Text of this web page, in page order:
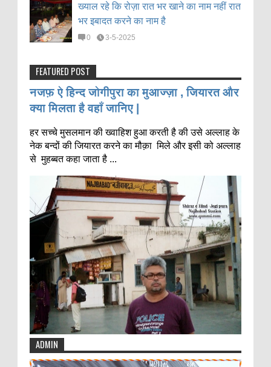
ख्याल रहे कि रोज़ा रात भर खाने का नाम नहीं रात
भर इबादत करने का नाम है
0 3-5-2025
FEATURED POST
नजफ़ ऐ हिन्द जोगीपुरा का मुआज्ज़ा , जियारत और
क्या मिलता है वहाँ जानिए |
हर सच्चे मुसलमान की ख्वाहिश हुआ करती है की उसे अल्लाह के
नेक बन्दों की जियारत करने का मौक़ा मिले और इसी को अल्लाह
से मुहब्बत कहा जाता है ...
ADMIN